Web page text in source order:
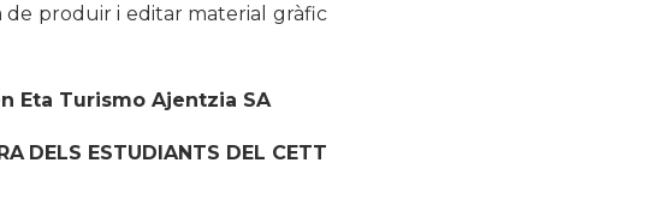
de produir i editar material gràfic
Eta Turismo Ajentzia SA
DELS ESTUDIANTS DEL CETT